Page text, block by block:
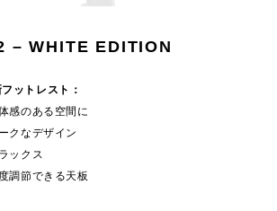
– WHITE EDITION
ットレスト：
感のある空間に
クなデザイン
ックス
調節できる天板